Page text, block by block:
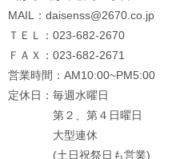
MAIL：daisenss@2670.co.jp
ＴＥＬ：023-682-2670
ＦＡＸ：023-682-2671
営業時間：AM10:00~PM5:00
定休日：毎週水曜日
第２、第４日曜日
大型連休
(土日祝祭日も営業)